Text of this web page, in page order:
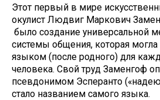
Этот первый в мире
окулист Людвиг Маркович
было создание универсальной
системы общения, которая
языком (после родного) для
человека. Свой труд Заменгоф
псевдонимом Эсперанто
стало названием самого языка.